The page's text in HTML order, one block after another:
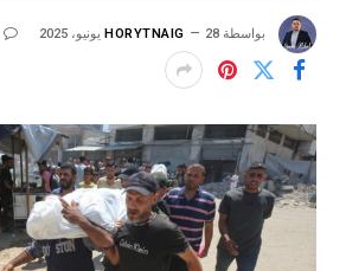
بواسطة HORYTNAIG 28 يونيو، 2025